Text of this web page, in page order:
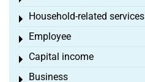
Household-related services
Toggle menu
Employee
Toggle menu
Capital income
Toggle menu
Business